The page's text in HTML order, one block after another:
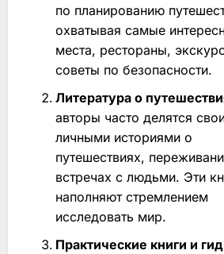
по планированию
охватывая самые
места, рестораны,
советы по безопасности.
Литература о
авторы часто делятся
личными историями о
путешествиях,
встречах с людьми. Эти
наполняют стремлением
исследовать мир.
Практические книги и